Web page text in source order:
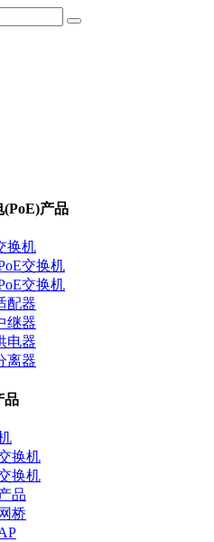
(PoE)产品
换机
交换机
交换机
配器
继器
电器
离器
品
换机
换机
品
桥